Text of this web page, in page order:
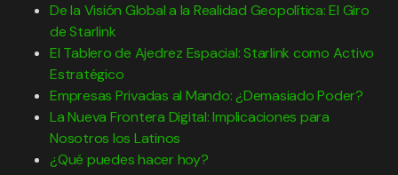
De la Visión Global a la Realidad Geopolítica: El Giro
de Starlink
El Tablero de Ajedrez Espacial: Starlink como Activo
Estratégico
Empresas Privadas al Mando: ¿Demasiado Poder?
La Nueva Frontera Digital: Implicaciones para
Nosotros los Latinos
¿Qué puedes hacer hoy?